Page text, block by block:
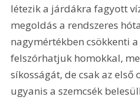
létezik a járdákra fagyott
megoldás a rendszeres
nagymértékben csökkenti
felszórhatjuk homokkal,
síkosságát, de csak az első
ugyanis a szemcsék